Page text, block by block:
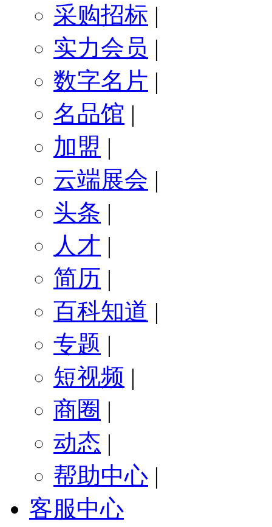
采购招标 |
实力会员 |
数字名片 |
名品馆 |
加盟 |
云端展会 |
头条 |
人才 |
简历 |
百科知道 |
专题 |
短视频 |
商圈 |
动态 |
帮助中心 |
客服中心